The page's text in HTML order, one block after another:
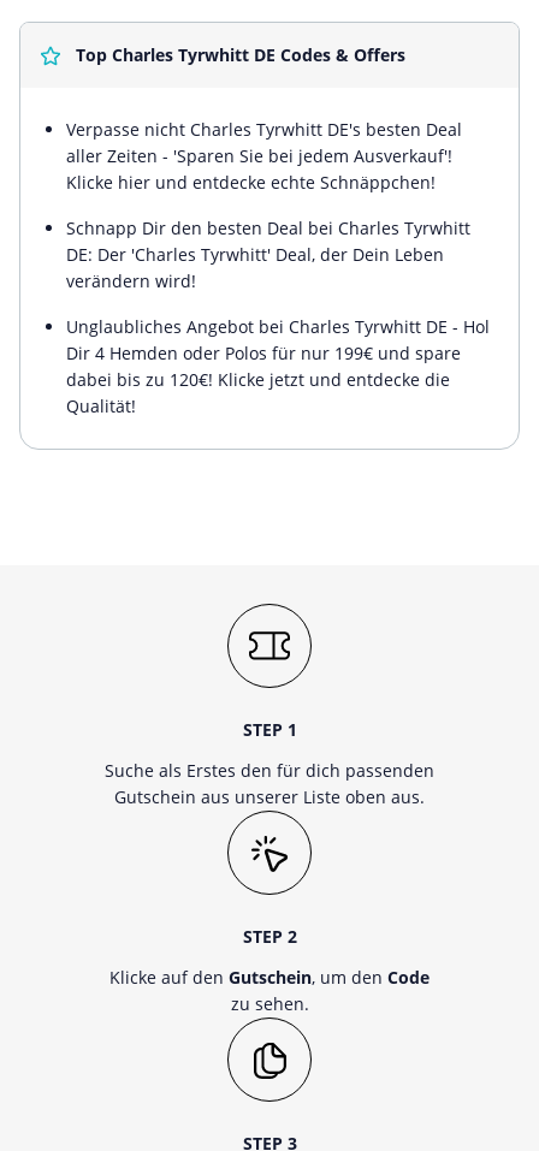
Top Charles Tyrwhitt DE Codes & Offers
Verpasse nicht Charles Tyrwhitt DE's besten Deal
aller Zeiten - 'Sparen Sie bei jedem Ausverkauf'!
Klicke hier und entdecke echte Schnäppchen!
Schnapp Dir den besten Deal bei Charles Tyrwhitt
DE: Der 'Charles Tyrwhitt' Deal, der Dein Leben
verändern wird!
Unglaubliches Angebot bei Charles Tyrwhitt DE - Hol
Dir 4 Hemden oder Polos für nur 199€ und spare
dabei bis zu 120€! Klicke jetzt und entdecke die
Qualität!
STEP 1
Suche als Erstes den für dich passenden
Gutschein aus unserer Liste oben aus.
STEP 2
Klicke auf den Gutschein, um den Code
zu sehen.
STEP 3